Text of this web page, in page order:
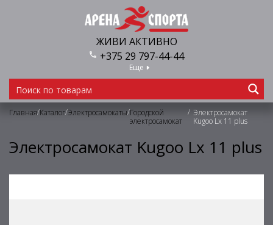
ЖИВИ АКТИВНО
+375 29 797-44-44
Еще
Главная/Каталог/Электросамокаты/Городской
электросамокат
/ Электросамокат
Kugoo Lx 11 plus
Электросамокат Kugoo Lx 11 plus